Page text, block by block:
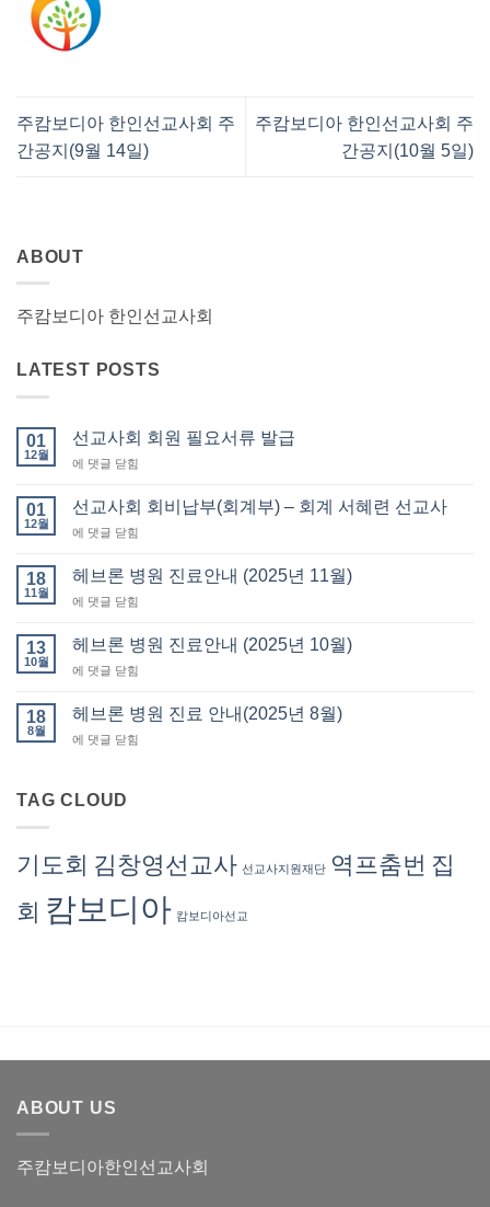
주캄보디아 한인선교사회 주
간공지(9월 14일)
주캄보디아 한인선교사회 주
간공지(10월 5일)
ABOUT
주캄보디아 한인선교사회
LATEST POSTS
01
12월
선교사회 회원 필요서류 발급
선
사
회
회
필
서
발
급
에 댓글 닫힘
01
12월
선교사회 회비납부(회계부) – 회계 서혜련 선교사
선
사
회
회
납
(회
부)
–
서
혜
교
에 댓글 닫힘
18
11월
헤브론 병원 진료안내 (2025년 11월)
헤
론
병
원
료
내
11
에 댓글 닫힘
13
10월
헤브론 병원 진료안내 (2025년 10월)
헤
론
병
원
안
년
10
에 댓글 닫힘
18
8월
헤브론 병원 진료 안내(2025년 8월)
헤
병
안
(2025
년
에 댓글 닫힘
TAG CLOUD
기도회 김창영선교사 선교사지원재단 역프춤번 집
회 캄보디아 캄보디아선교
ABOUT US
주캄보디아한인선교사회